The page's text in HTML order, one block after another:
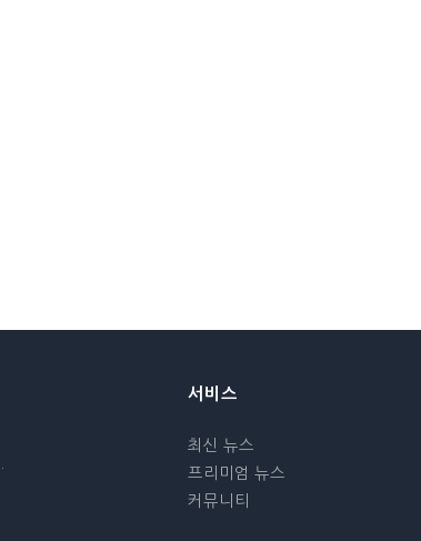
서비스
최신 뉴스
프리미엄 뉴스
커뮤니티